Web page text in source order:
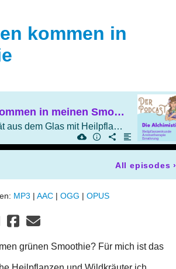
kommen in
Diese Heilpflanzen kommen in meinen Smoothie
Mehr Energie und Vitalität aus dem Glas mit Heilpflanzen statt Supplements
All episodes ›
MP3 | AAC | OGG | OPUS
grünen Smoothie? Für mich ist das